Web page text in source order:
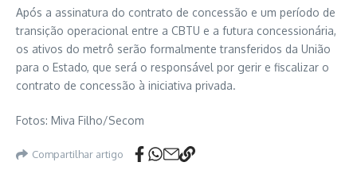
Após a assinatura do contrato de concessão e um período de
transição operacional entre a CBTU e a futura concessionária,
os ativos do metrô serão formalmente transferidos da União
para o Estado, que será o responsável por gerir e fiscalizar o
contrato de concessão à iniciativa privada.
Fotos: Miva Filho/Secom
Compartilhar artigo